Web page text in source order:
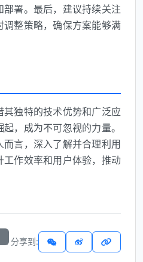
署。最后，建议持续关注
整策略，确保方案能够满
独特的技术优势和广泛应
，成为不可忽视的力量。
言，深入了解并合理利用
作效率和用户体验，推动
分享到: